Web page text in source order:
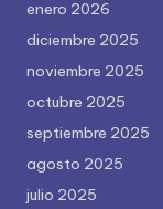
enero 2026
diciembre 2025
noviembre 2025
octubre 2025
septiembre 2025
agosto 2025
julio 2025